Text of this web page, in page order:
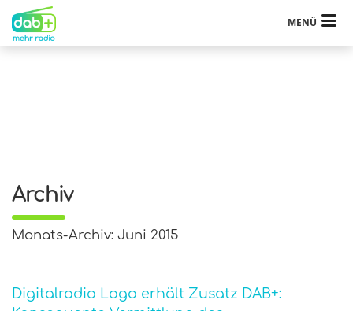
MENÜ
Archiv
Monats-Archiv: Juni 2015
Digitalradio Logo erhält Zusatz DAB+: